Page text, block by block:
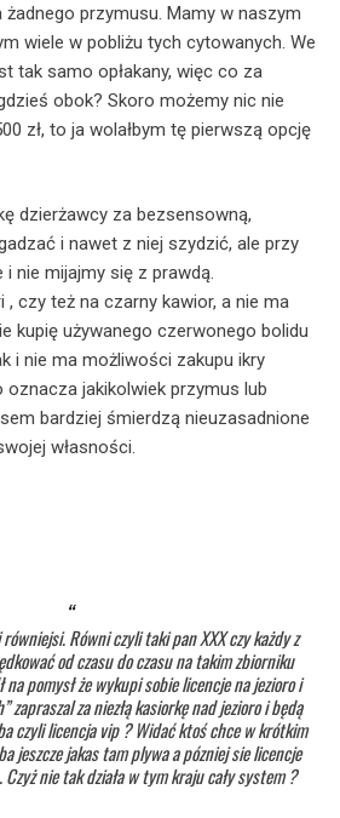
przymusu. Mamy w naszym
wiele w pobliżu tych cytowanych. We
tak samo opłakany, więc co za
obok? Skoro możemy nic nie
zł, to ja wolałbym tę pierwszą opcję
dzierżawcy za bezsensowną,
i nawet z niej szydzić, ale przy
nie mijajmy się z prawdą.
, czy też na czarny kawior, a nie ma
kupię używanego czerwonego bolidu
i nie ma możliwości zakupu ikry
oznacza jakikolwiek przymus lub
bardziej śmierdzą nieuzasadnione
własności.
Równi czyli taki pan XXX czy każdy z
od czasu do czasu na takim zbiorniku
na pomysł że wykupi sobie licencje na jezioro i
zapraszal za niezłą kasiorkę nad jezioro i będą
czyli licencja vip ? Widać ktoś chce w krótkim
jeszcze jakas tam plywa a pózniej sie licencje
nie tak działa w tym kraju cały system ?